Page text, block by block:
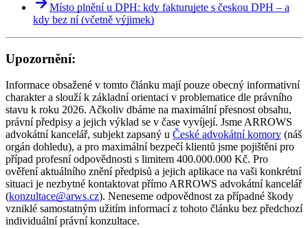
Místo plnění u DPH: kdy fakturujete s českou DPH – a
kdy bez ní (včetně výjimek)
Upozornění:
Informace obsažené v tomto článku mají pouze obecný informativní
charakter a slouží k základní orientaci v problematice dle právního
stavu k roku 2026. Ačkoliv dbáme na maximální přesnost obsahu,
právní předpisy a jejich výklad se v čase vyvíjejí. Jsme ARROWS
advokátní kancelář, subjekt zapsaný u České advokátní komory (náš
orgán dohledu), a pro maximální bezpečí klientů jsme pojištěni pro
případ profesní odpovědnosti s limitem 400.000.000 Kč. Pro
ověření aktuálního znění předpisů a jejich aplikace na vaši konkrétní
situaci je nezbytné kontaktovat přímo ARROWS advokátní kancelář
(konzultace@arws.cz). Neneseme odpovědnost za případné škody
vzniklé samostatným užitím informací z tohoto článku bez předchozí
individuální právní konzultace.